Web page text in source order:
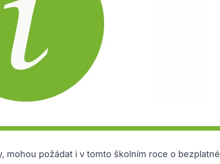
mohou požádat i v tomto školním roce o bezplatné